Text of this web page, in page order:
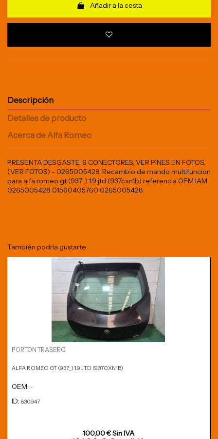
Añadir a la cesta
Descripción
Detalles de producto
Acerca de Alfa Romeo
PRESENTA DESGASTE, 6 CONECTORES, VER PINES EN FOTOS,
(VER FOTOS) - 0265005428. Recambio de mando multifuncion
para alfa romeo gt (937_) 1.9 jtd (937cxn1b) referencia OEM IAM
0265005428 01560405760 0265005428
También podría gustarte
PORTON TRASERO
ALFA ROMEO GT (937_) 1.9 JTD (937CXN1B)
OEM: -
ID: 830947
100,00 € Sin IVA